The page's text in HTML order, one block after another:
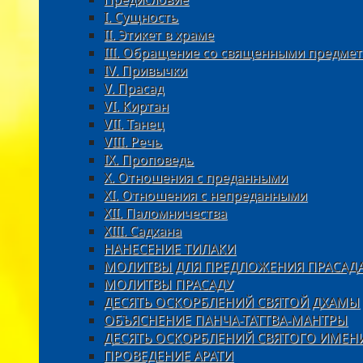
I. Сущность
II. Этикет в храме
III. Oбращение со священными
IV. Привычки
V. Прасад
VI. Киртан
VII. Танец
VIII. Речь
IX. Проповедь
X. Отношения с преданными
XI. Oтношения с непреданными
XII. Паломничества
XIII. Садхана
НАНЕСЕНИЕ ТИЛАКИ
МОЛИТВЫ ДЛЯ ПРЕДЛОЖЕНИЯ
МОЛИТВЫ ПРАСАДУ
ДЕСЯТЬ ОСКОРБЛЕНИЙ СВЯТОЙ ДХАМЫ
ОБЪЯСНЕНИЕ ПАНЧА-ТАТТВА-МАНТРЫ
ДЕСЯТЬ ОСКОРБЛЕНИЙ СВЯТОГО
ПРОВЕДЕНИЕ АРАТИ